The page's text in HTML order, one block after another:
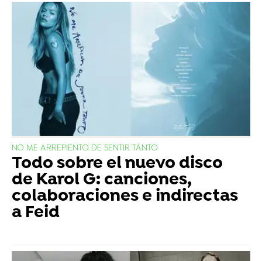
NO ME ARREPIENTO DE SENTIR TANTO
Todo sobre el nuevo disco
de Karol G: canciones,
colaboraciones e indirectas
a Feid